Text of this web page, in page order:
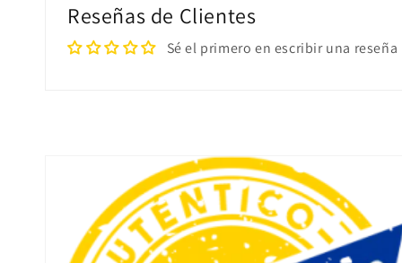
ventanaReseñas de Clientes
Sé el primero en escribir una reseña